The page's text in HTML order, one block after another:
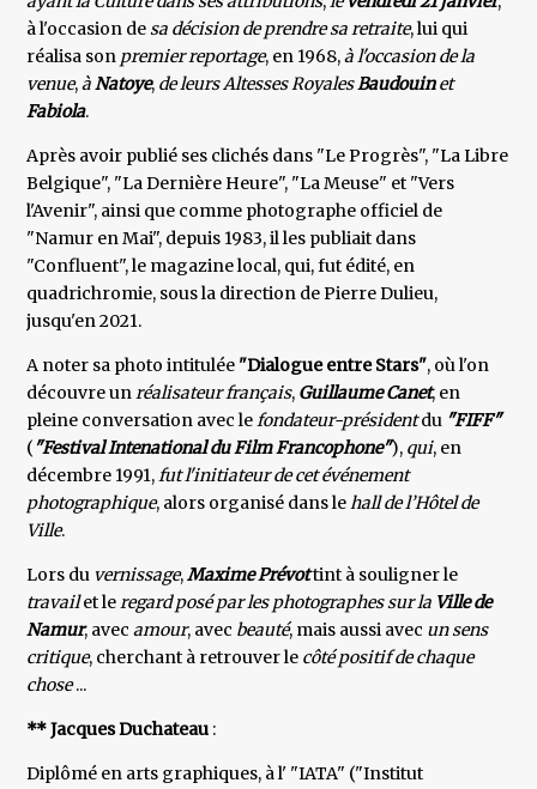
à l'occasion desa décision de prendre saretraite, lui qui
réalisa son premier reportage, en 1968,à l'occasion de la
venue,àNatoye, de leurs Altesses RoyalesBaudouinet
Fabiola.
Après avoir publié ses clichés dans "Le Progrès", "La Libre
Belgique", "La Dernière Heure", "La Meuse" et "Vers
l'Avenir", ainsi que comme photographe officiel de
"Namur en Mai", depuis 1983, il les publiait dans
"Confluent", le magazine local, qui, fut édité, en
quadrichromie, sous la direction de Pierre Dulieu,
jusqu'en 2021.
A noter sa photo intitulée "Dialogue entre Stars", où l'on
découvre unréalisateur français, Guillaume Canet, en
pleine conversation avec lefondateur-présidentdu "FIFF"
( "Festival Intenational du Film Francophone"), qui, en
décembre 1991,fut l'initiateur de cet événement
photographique, alors organisé dans lehall de l’Hôtel de
Ville.
Lors du vernissage,Maxime Prévottint à souligner le
travailet leregard posé par les photographes sur la Ville de
Namur, avecamour, avec beauté, mais aussi avec un sens
critique, cherchant à retrouver le côté positif de chaque
chose...
** Jacques Duchateau :
Diplômé en arts graphiques, à l' "IATA" ("Institut